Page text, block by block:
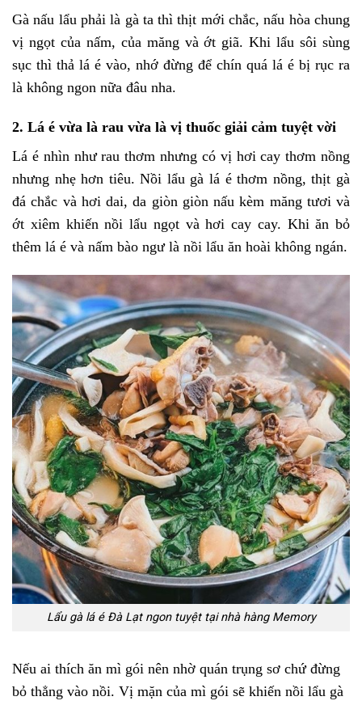
Gà nấu lẩu phải là gà ta thì thịt mới chắc, nấu hòa chung
vị ngọt của nấm, của măng và ớt giã. Khi lẩu sôi sùng
sục thì thả lá é vào, nhớ đừng để chín quá lá é bị rục ra
là không ngon nữa đâu nha.
2. Lá é vừa là rau vừa là vị thuốc giải cảm tuyệt vời
Lá é nhìn như rau thơm nhưng có vị hơi cay thơm nồng
nhưng nhẹ hơn tiêu. Nồi lẩu gà lá é thơm nồng, thịt gà
đá chắc và hơi dai, da giòn giòn nấu kèm măng tươi và
ớt xiêm khiến nồi lẩu ngọt và hơi cay cay. Khi ăn bỏ
thêm lá é và nấm bào ngư là nồi lẩu ăn hoài không ngán.
Lẩu gà lá é Đà Lạt ngon tuyệt tại nhà hàng Memory
Nếu ai thích ăn mì gói nên nhờ quán trụng sơ chứ đừng
bỏ thẳng vào nồi. Vị mặn của mì gói sẽ khiến nồi lẩu gà